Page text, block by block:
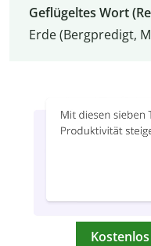
Geflügeltes Wort
Erde (Bergpredigt,